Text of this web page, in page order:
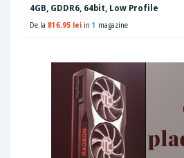
4GB, GDDR6, 64bit, Low Profile
De la 816.95 lei in 1 magazine